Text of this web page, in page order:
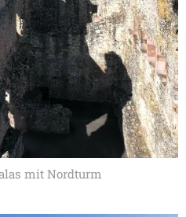
mit Nordturm